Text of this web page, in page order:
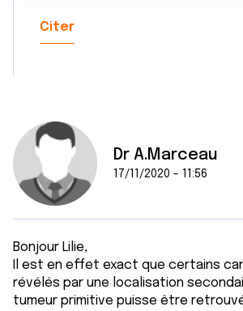
publicité et d'analyse, qui peuvent
Citer
Dr A.Marceau
17/11/2020 - 11:56
Bonjour Lilie,
Il est en effet exact que certains
révélés par une localisation
tumeur primitive puisse être